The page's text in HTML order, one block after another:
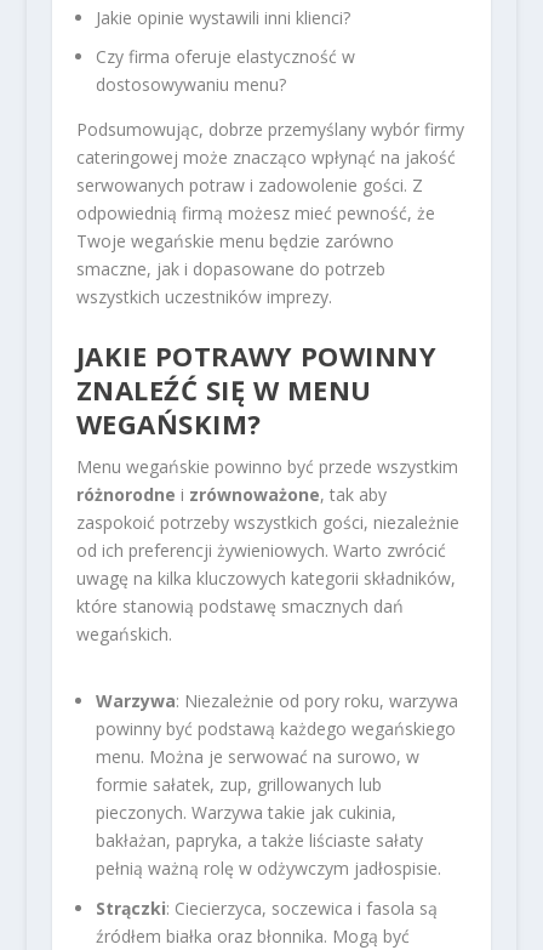
Jakie opinie wystawili inni klienci?
Czy firma oferuje elastyczność w
dostosowywaniu menu?
Podsumowując, dobrze przemyślany wybór firmy
cateringowej może znacząco wpłynąć na jakość
serwowanych potraw i zadowolenie gości. Z
odpowiednią firmą możesz mieć pewność, że
Twoje wegańskie menu będzie zarówno
smaczne, jak i dopasowane do potrzeb
wszystkich uczestników imprezy.
JAKIE POTRAWY POWINNY
ZNALEŹĆ SIĘ W MENU
WEGAŃSKIM?
Menu wegańskie powinno być przede wszystkim
różnorodne i zrównoważone, tak aby
zaspokoić potrzeby wszystkich gości, niezależnie
od ich preferencji żywieniowych. Warto zwrócić
uwagę na kilka kluczowych kategorii składników,
które stanowią podstawę smacznych dań
wegańskich.
Warzywa: Niezależnie od pory roku, warzywa
powinny być podstawą każdego wegańskiego
menu. Można je serwować na surowo, w
formie sałatek, zup, grillowanych lub
pieczonych. Warzywa takie jak cukinia,
bakłażan, papryka, a także liściaste sałaty
pełnią ważną rolę w odżywczym jadłospisie.
Strączki: Ciecierzyca, soczewica i fasola są
źródłem białka oraz błonnika. Mogą być